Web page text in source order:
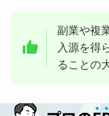
副業や複
入源を得
ることの
あわせて読みたい